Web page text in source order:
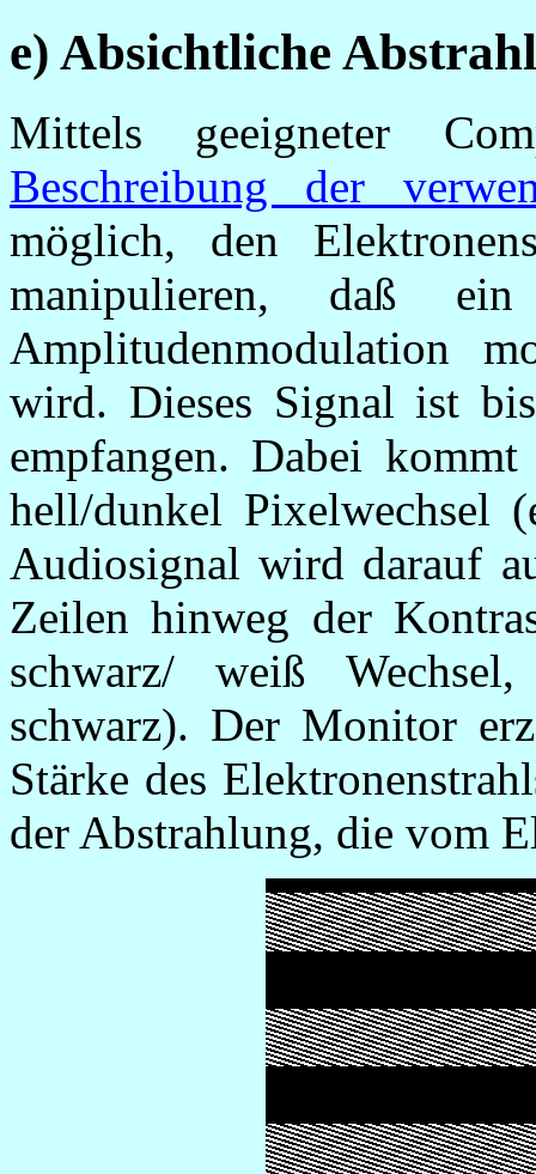
e) Absichtliche
Mittels geeigneter
Beschreibung der
möglich, den
manipulieren, daß
Amplitudenmodulation
wird. Dieses Signal ist
empfangen. Dabei
hell/dunkel Pixelwechsel
Audiosignal wird darauf
Zeilen hinweg der
schwarz/ weiß
schwarz). Der Monitor
Stärke des
der Abstrahlung, die vom